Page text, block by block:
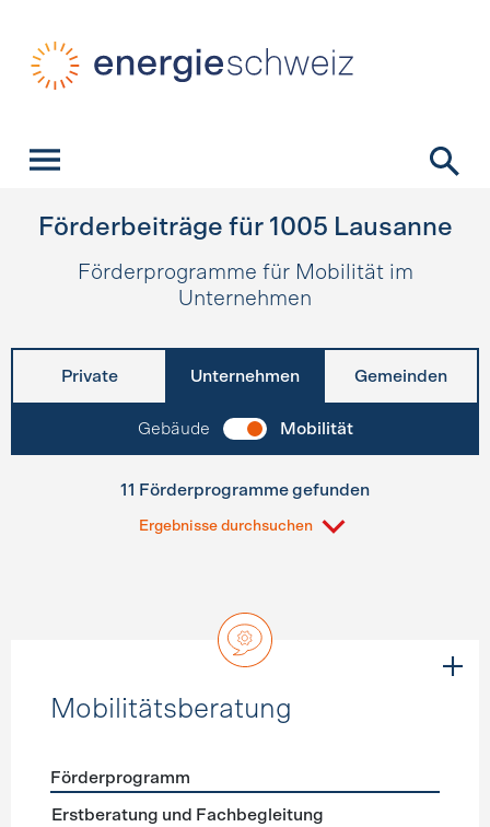
Förderbeiträge für 1005 Lausanne
Förderprogramme für Mobilität im
Unternehmen
Private Unternehmen Gemeinden
Gebäude Mobilität
11 Förderprogramme gefunden
Ergebnisse durchsuchen
Mobilitätsberatung
Förderprogramme Mobilitätsberatung
Förderprogramm
Erstberatung und Fachbegleitung